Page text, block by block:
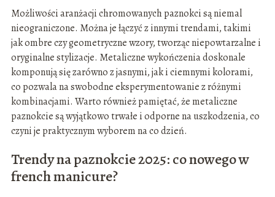
Możliwości aranżacji chromowanych paznokci są niemal
nieograniczone. Można je łączyć z innymi trendami, takimi
jak ombre czy geometryczne wzory, tworząc niepowtarzalne i
oryginalne stylizacje. Metaliczne wykończenia doskonale
komponują się zarówno z jasnymi, jak i ciemnymi kolorami,
co pozwala na swobodne eksperymentowanie z różnymi
kombinacjami. Warto również pamiętać, że metaliczne
paznokcie są wyjątkowo trwałe i odporne na uszkodzenia, co
czyni je praktycznym wyborem na co dzień.
Trendy na paznokcie 2025: co nowego w
french manicure?